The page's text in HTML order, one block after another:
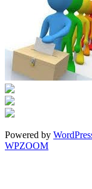
Powered by
WPZOOM